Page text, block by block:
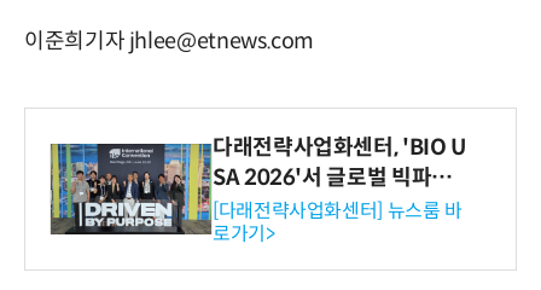
이준희기자 jhlee@etnews.com
다래전략사업화센터, 'BIO U
SA 2026'서 글로벌 빅파마
와의 비즈니스 미팅 지원…K
-바이오 해외 진출 교두보 확
보
[다래전략사업화센터] 뉴스룸 바
로가기>